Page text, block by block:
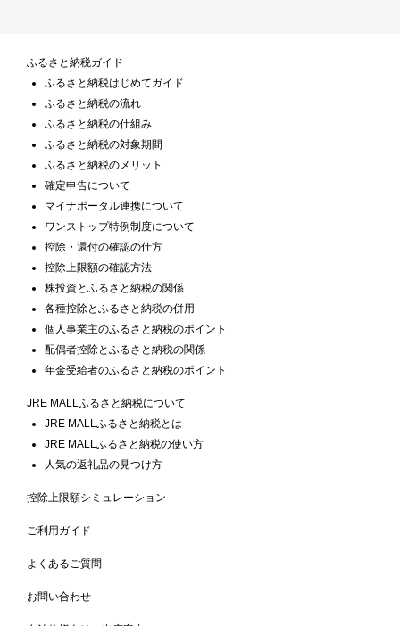
ふるさと納税ガイド
ふるさと納税はじめてガイド
ふるさと納税の流れ
ふるさと納税の仕組み
ふるさと納税の対象期間
ふるさと納税のメリット
確定申告について
マイナポータル連携について
ワンストップ特例制度について
控除・還付の確認の仕方
控除上限額の確認方法
株投資とふるさと納税の関係
各種控除とふるさと納税の併用
個人事業主のふるさと納税のポイント
配偶者控除とふるさと納税の関係
年金受給者のふるさと納税のポイント
JRE MALLふるさと納税について
JRE MALLふるさと納税とは
JRE MALLふるさと納税の使い方
人気の返礼品の見つけ方
控除上限額シミュレーション
ご利用ガイド
よくあるご質問
お問い合わせ